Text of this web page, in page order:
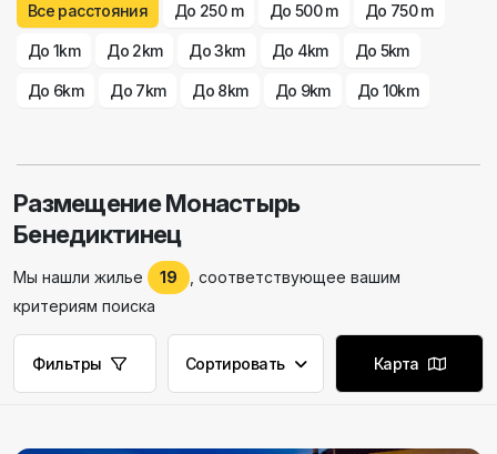
Все расстояния До 250 m До 500 m До 750 m
До 1km До 2km До 3km До 4km До 5km
До 6km До 7km До 8km До 9km До 10km
Размещение Монастырь
Бенедиктинец
Мы нашли жилье 19
, соответствующее вашим
критериям поиска
Фильтры Сортировать Карта